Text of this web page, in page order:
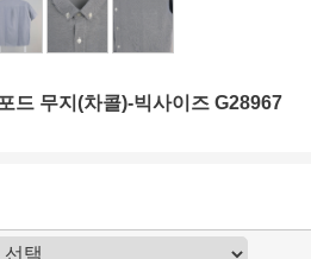
드 무지(차콜)-빅사이즈 G28967